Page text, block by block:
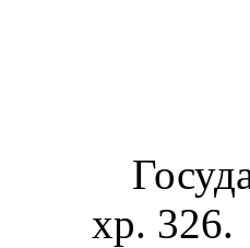
хр. 326.